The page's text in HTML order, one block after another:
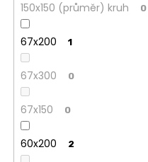
150x150 (průměr) kruh 0
67x200 1
67x300 0
67x150 0
60x200 2